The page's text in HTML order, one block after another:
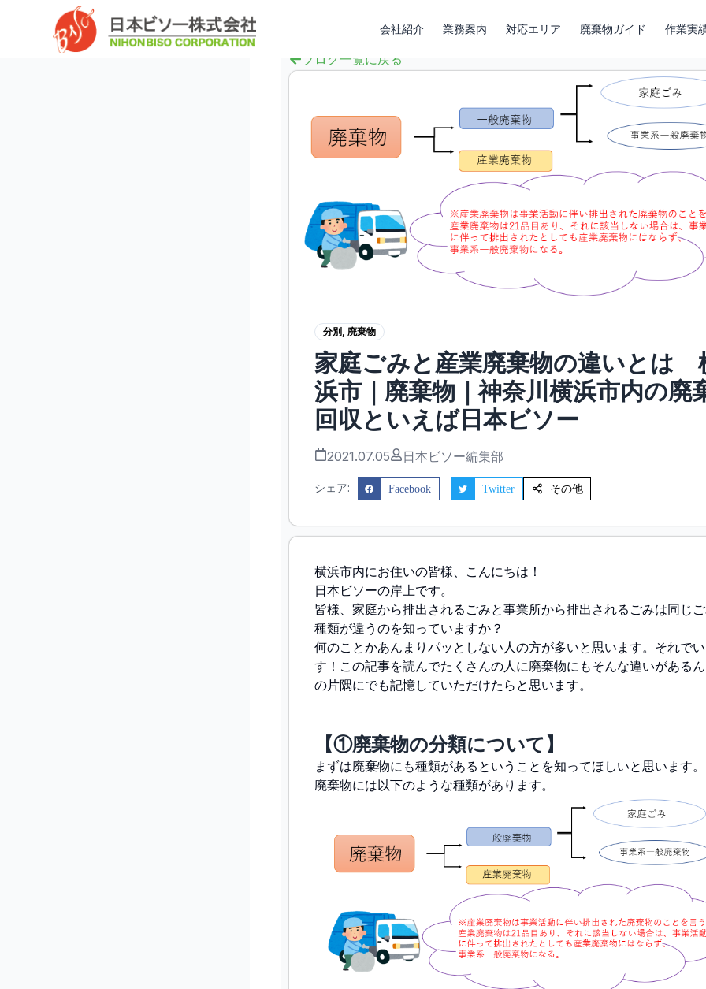
会社紹介 業務案内 対応エリア 廃棄物ガイド 作業実
ブログ一覧に戻る
分別 , 廃棄物
家庭ごみと産業廃棄物の違いとは
浜市｜廃棄物｜神奈川横浜市内の廃
回収といえば日本ビソー
2021.07.05 日本ビソー編集部
シェア: Facebook Twitter その他
横浜市内にお住いの皆様、こんにちは！
日本ビソーの岸上です。
皆様、家庭から排出されるごみと事業所から排出されるごみは同じ
種類が違うのを知っていますか？
何のことかあんまりパッとしない人の方が多いと思います。それで
す！この記事を読んでたくさんの人に廃棄物にもそんな違いがある
の片隅にでも記憶していただけたらと思います。
【①廃棄物の分類について】
まずは廃棄物にも種類があるということを知ってほしいと思います。
廃棄物には以下のような種類があります。